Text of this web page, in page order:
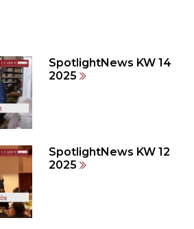
SpotlightNews KW 14
2025
SpotlightNews KW 12
2025